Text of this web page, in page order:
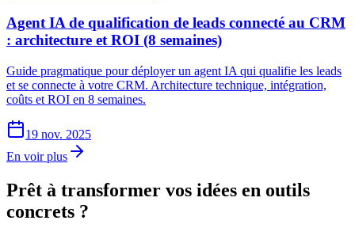
Agent IA de qualification de leads connecté au CRM
: architecture et ROI (8 semaines)
Guide pragmatique pour déployer un agent IA qui qualifie les leads
et se connecte à votre CRM. Architecture technique, intégration,
coûts et ROI en 8 semaines.
19 nov. 2025
En voir plus
Prêt à transformer vos idées en outils
concrets ?